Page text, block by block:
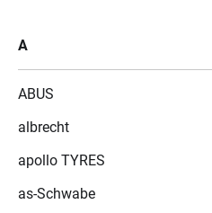
A
ABUS
albrecht
apollo TYRES
as-Schwabe